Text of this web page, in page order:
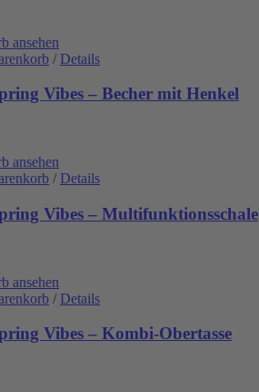
ansehen
/ Details
Vibes – Becher mit Henkel
ansehen
/ Details
Vibes – Multifunktionsschale
ansehen
/ Details
Vibes – Kombi-Obertasse